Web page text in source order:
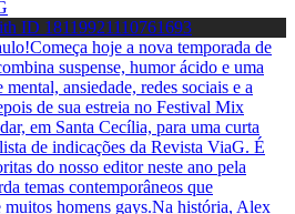
ID 18119921110761693